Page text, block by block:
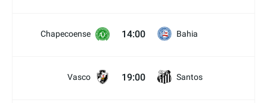
Chapecoense 14:00 Bahia
Vasco 19:00 Santos